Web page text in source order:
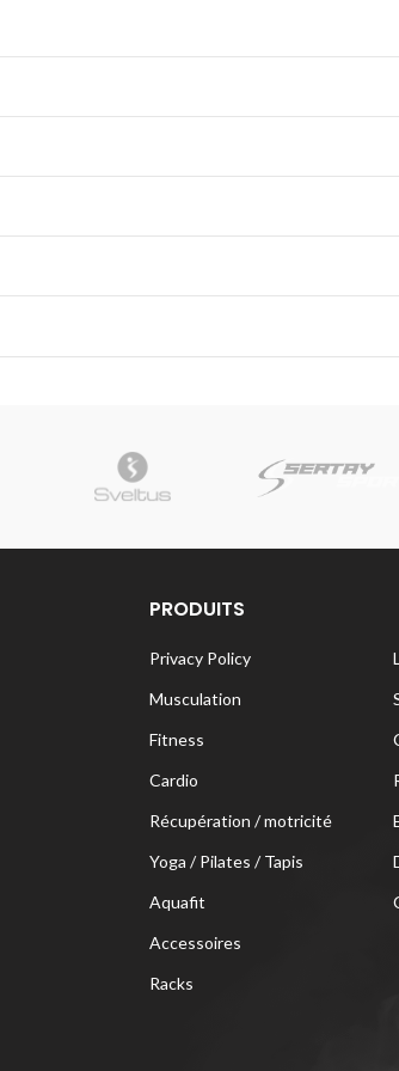
PRODUITS
Privacy Policy
Musculation
Fitness
Cardio
Récupération / motricité
Yoga / Pilates / Tapis
Aquafit
Accessoires
Racks